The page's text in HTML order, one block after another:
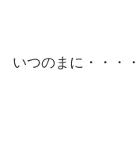
いつのまに・・・・